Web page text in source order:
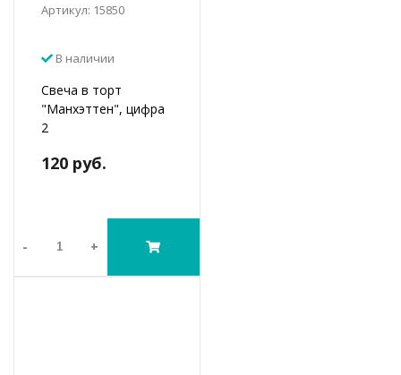
Артикул: 15850
В наличии
Свеча в торт
"Манхэттен", цифра
2
120 руб.
- +